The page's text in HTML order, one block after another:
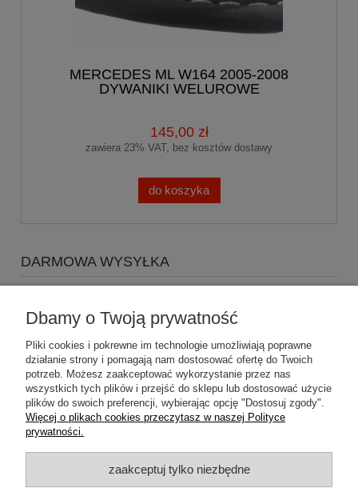
MERCEDES ML W164 2005-2008
DYWANIKI WELUROWE
145,00 zł
zawiera 23% VAT, bez kosztów dostawy
do koszyka
DARMOWA WYSYŁKA
wysyłki Gratis
Pomoc
Dostawa
Dbamy o Twoją prywatność
Pliki cookies i pokrewne im technologie umożliwiają poprawne
działanie strony i pomagają nam dostosować ofertę do Twoich
potrzeb. Możesz zaakceptować wykorzystanie przez nas
wszystkich tych plików i przejść do sklepu lub dostosować użycie
plików do swoich preferencji, wybierając opcję "Dostosuj zgody".
Więcej o plikach cookies przeczytasz w naszej Polityce
prywatności.
zaakceptuj tylko niezbędne